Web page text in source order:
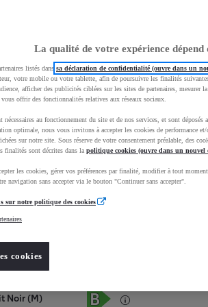
Services Concession
Occasions
Noir (M)
La qualité de votre expérience dépend
listés dans sa déclaration de confidentialité (ouvre dans un
votre mobile ou votre tablette, afin de poursuivre les finalités
afficher des publicités ciblées sur les sites de partenaires, mesurer
offrir des fonctionnalités relatives aux réseaux sociaux.
nécessaires au fonctionnement du site et de nos services, et sont déposés
optimale, nous vous invitons à accepter les cookies de performance
sur notre site. Sous réserve de votre consentement préalable, des
finalités sont décrites dans la politique cookies (ouvre dans un nouvel
les cookies, gérer vos préférences par finalité, modifier à tout
navigation sans accepter via le bouton "Continuer sans accepter".
sur notre politique des cookies
cookies